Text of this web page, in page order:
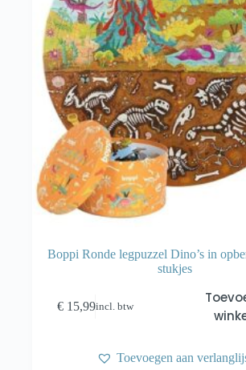
Boppi Ronde legpuzzel Dino’s in
stukjes
€ 15,99incl. btw
Toevoegen aan